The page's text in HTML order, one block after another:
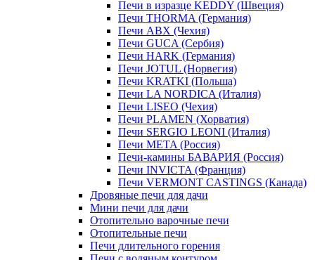
Печи в изразце KEDDY (Швеция)
Печи THORMA (Германия)
Печи ABX (Чехия)
Печи GUCA (Сербия)
Печи HARK (Германия)
Печи JOTUL (Норвегия)
Печи KRATKI (Польша)
Печи LA NORDICA (Италия)
Печи LISEO (Чехия)
Печи PLAMEN (Хорватия)
Печи SERGIO LEONI (Италия)
Печи META (Россия)
Печи-камины БАВАРИЯ (Россия)
Печи INVICTA (Франция)
Печи VERMONT CASTINGS (Канада)
Дровяные печи для дачи
Мини печи для дачи
Отопительно варочные печи
Отопительные печи
Печи длительного горения